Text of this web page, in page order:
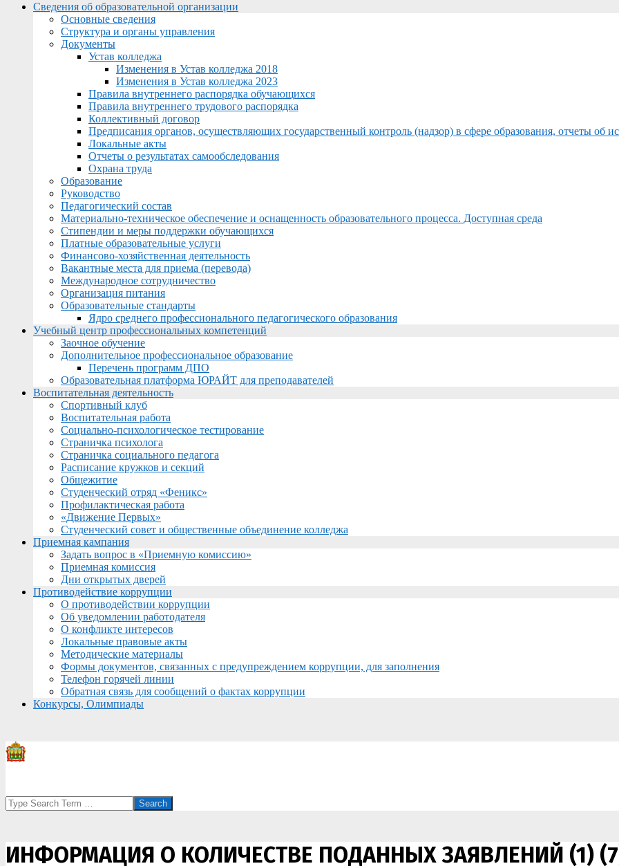
Menu
Сведения об образовательной организации
Основные сведения
Структура и органы управления
Документы
Устав колледжа
Изменения в Устав колледжа 2018
Изменения в Устав колледжа 2023
Правила внутреннего распорядка обучающихся
Правила внутреннего трудового распорядка
Коллективный договор
Предписания органов, осуществляющих государственный контроль (надзор) в сфере образования, отчеты
Локальные акты
Отчеты о результатах самообследования
Охрана труда
Образование
Руководство
Педагогический состав
Материально-техническое обеспечение и оснащенность образовательного процесса. Доступная среда
Стипендии и меры поддержки обучающихся
Платные образовательные услуги
Финансово-хозяйственная деятельность
Вакантные места для приема (перевода)
Международное сотрудничество
Организация питания
Образовательные стандарты
Ядро среднего профессионального педагогического образования
Учебный центр профессиональных компетенций
Заочное обучение
Дополнительное профессиональное образование
Перечень программ ДПО
Образовательная платформа ЮРАЙТ для преподавателей
Воспитательная деятельность
Спортивный клуб
Воспитательная работа
Социально-психологическое тестирование
Страничка психолога
Страничка социального педагога
Расписание кружков и секций
Общежитие
Студенческий отряд «Феникс»
Профилактическая работа
«Движение Первых»
Студенческий совет и общественные объединение колледжа
Приемная кампания
Задать вопрос в «Приемную комиссию»
Приемная комиссия
Дни открытых дверей
Противодействие коррупции
О противодействии коррупции
Об уведомлении работодателя
О конфликте интересов
Локальные правовые акты
Методические материалы
Формы документов, связанных с предупреждением коррупции, для заполнения
Телефон горячей линии
Обратная связь для сообщений о фактах коррупции
Конкурсы, Олимпиады
Search
ИНФОРМАЦИЯ О КОЛИЧЕСТВЕ ПОДАННЫХ ЗАЯВЛЕНИЙ (1)